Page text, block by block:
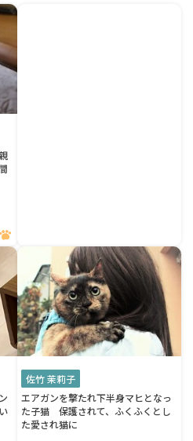
佐竹 茉莉子
エアガンを撃たれ下半身マヒとなっ
た子猫 保護されて、ふくふくとし
た愛され猫に